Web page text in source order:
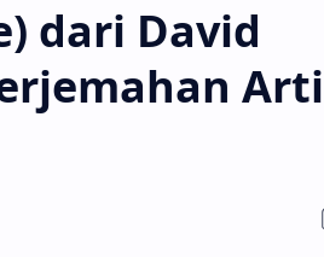
dari David
Arti